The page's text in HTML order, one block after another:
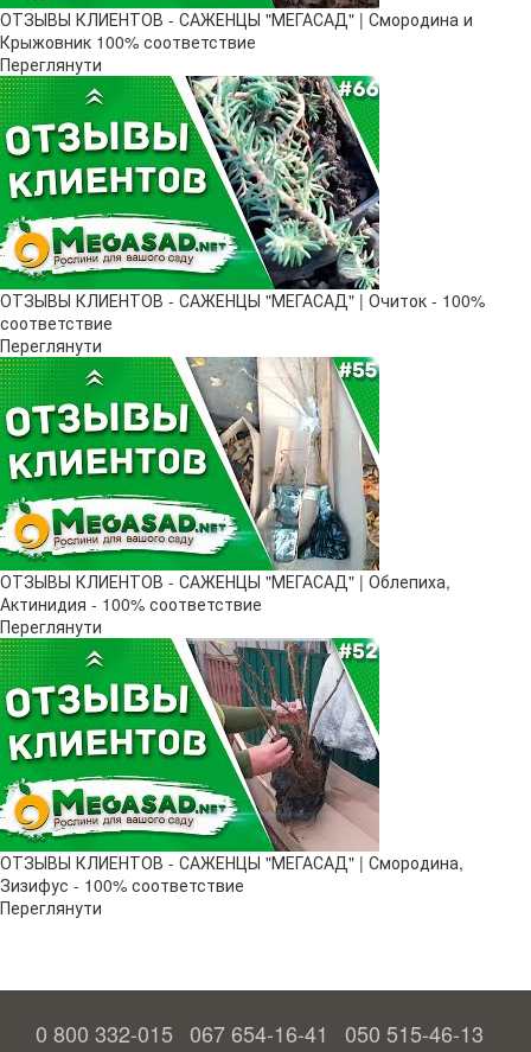
ОТЗЫВЫ КЛИЕНТОВ - САЖЕНЦЫ "МЕГАСАД" | Смородина и
Крыжовник 100% соответствие
Переглянути
ОТЗЫВЫ КЛИЕНТОВ - САЖЕНЦЫ "МЕГАСАД" | Очиток - 100%
соответствие
Переглянути
ОТЗЫВЫ КЛИЕНТОВ - САЖЕНЦЫ "МЕГАСАД" | Облепиха,
Актинидия - 100% соответствие
Переглянути
ОТЗЫВЫ КЛИЕНТОВ - САЖЕНЦЫ "МЕГАСАД" | Смородина,
Зизифус - 100% соответствие
Переглянути
0 800 332-015 067 654-16-41 050 515-46-13